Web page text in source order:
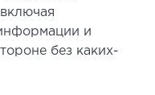
и
без каких-